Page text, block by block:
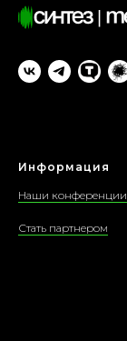
Информация
Наши конференции
Стать партнером